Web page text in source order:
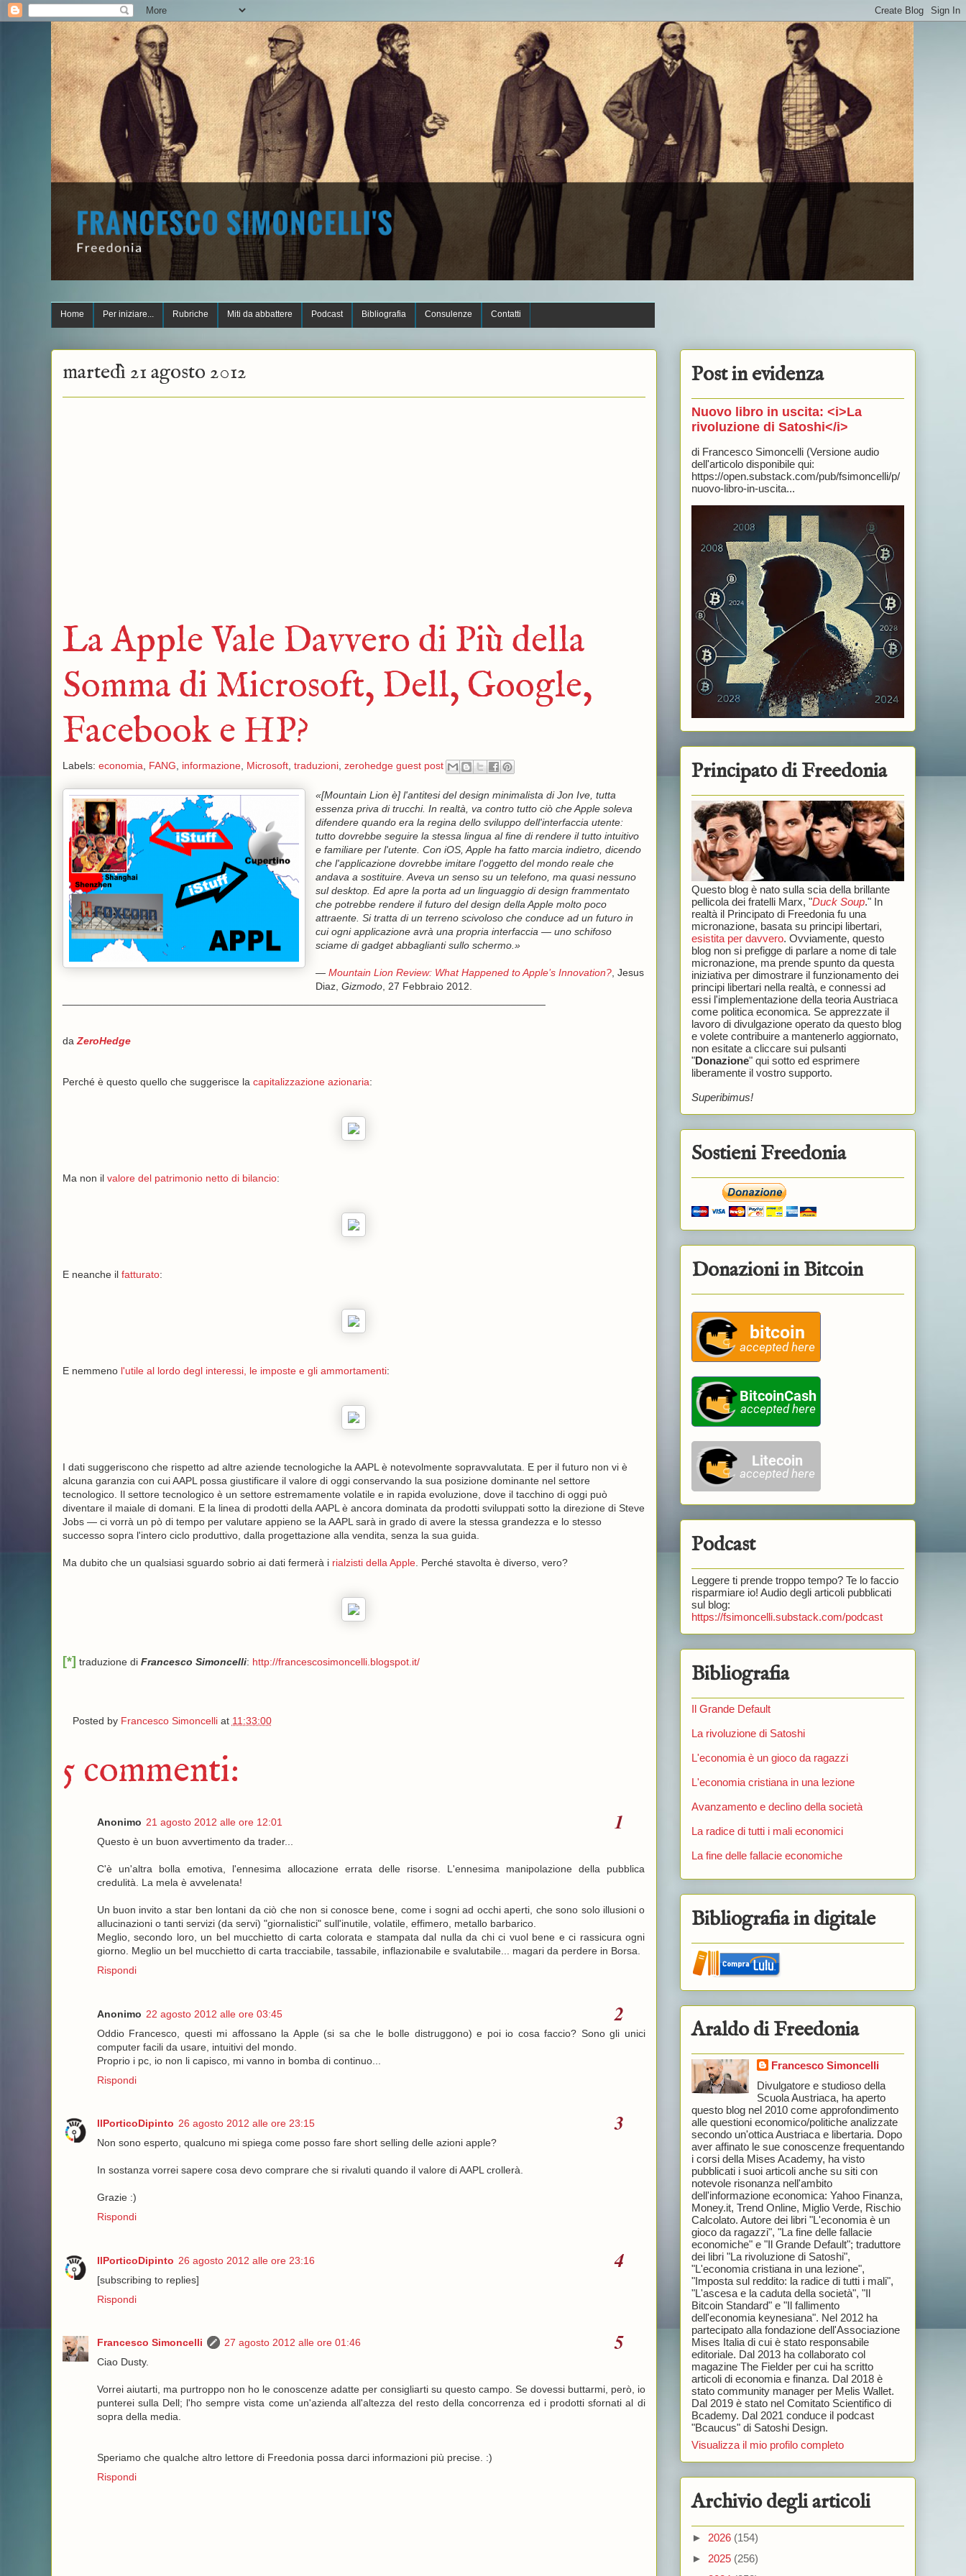
Home Per iniziare... Rubriche Miti da abbattere Podcast Bibliografia Consulenze Contatti
martedì 21 agosto 2012
La Apple Vale Davvero di Più della
Somma di Microsoft, Dell, Google,
Facebook e HP?
Labels: economia, FANG, informazione, Microsoft, traduzioni, zerohedge guest post
«[Mountain Lion è] l'antitesi del design minimalista di Jon Ive, tutta
essenza priva di trucchi. In realtà, va contro tutto ciò che Apple soleva
difendere quando era la regina dello sviluppo dell'interfaccia utente:
tutto dovrebbe seguire la stessa lingua al fine di rendere il tutto intuitivo
e familiare per l'utente. Con iOS, Apple ha fatto marcia indietro, dicendo
che l'applicazione dovrebbe imitare l'oggetto del mondo reale che
andava a sostituire. Aveva un senso su un telefono, ma quasi nessuno
sul desktop. Ed apre la porta ad un linguaggio di design frammentato
che potrebbe rendere il futuro del design della Apple molto poco
attraente. Si tratta di un terreno scivoloso che conduce ad un futuro in
cui ogni applicazione avrà una propria interfaccia — uno schifoso
sciame di gadget abbaglianti sullo schermo.»
— Mountain Lion Review: What Happened to Apple’s Innovation?, Jesus
Diaz, Gizmodo, 27 Febbraio 2012.
da ZeroHedge
Perché è questo quello che suggerisce la capitalizzazione azionaria:
Ma non il valore del patrimonio netto di bilancio:
E neanche il fatturato:
E nemmeno l'utile al lordo degl interessi, le imposte e gli ammortamenti:
I dati suggeriscono che rispetto ad altre aziende tecnologiche la AAPL è notevolmente sopravvalutata. E per il futuro non vi è
alcuna garanzia con cui AAPL possa giustificare il valore di oggi conservando la sua posizione dominante nel settore
tecnologico. Il settore tecnologico è un settore estremamente volatile e in rapida evoluzione, dove il tacchino di oggi può
diventare il maiale di domani. E la linea di prodotti della AAPL è ancora dominata da prodotti sviluppati sotto la direzione di Steve
Jobs — ci vorrà un pò di tempo per valutare appieno se la AAPL sarà in grado di avere la stessa grandezza e lo stesso
successo sopra l'intero ciclo produttivo, dalla progettazione alla vendita, senza la sua guida.
Ma dubito che un qualsiasi sguardo sobrio ai dati fermerà i rialzisti della Apple. Perché stavolta è diverso, vero?
[*] traduzione di Francesco Simoncelli: http://francescosimoncelli.blogspot.it/
Posted by Francesco Simoncelli at 11:33:00
5 commenti:
Anonimo 21 agosto 2012 alle ore 12:01
Questo è un buon avvertimento da trader...
C'è un'altra bolla emotiva, l'ennesima allocazione errata delle risorse. L'ennesima manipolazione della pubblica
credulità. La mela è avvelenata!
Un buon invito a star ben lontani da ciò che non si conosce bene, come i sogni ad occhi aperti, che sono solo illusioni o
allucinazioni o tanti servizi (da servi) "giornalistici" sull'inutile, volatile, effimero, metallo barbarico.
Meglio, secondo loro, un bel mucchietto di carta colorata e stampata dal nulla da chi ci vuol bene e ci rassicura ogni
giorno. Meglio un bel mucchietto di carta tracciabile, tassabile, inflazionabile e svalutabile... magari da perdere in Borsa.
Rispondi
Anonimo 22 agosto 2012 alle ore 03:45
Oddio Francesco, questi mi affossano la Apple (si sa che le bolle distruggono) e poi io cosa faccio? Sono gli unici
computer facili da usare, intuitivi del mondo.
Proprio i pc, io non li capisco, mi vanno in bomba di continuo...
Rispondi
IlPorticoDipinto 26 agosto 2012 alle ore 23:15
Non sono esperto, qualcuno mi spiega come posso fare short selling delle azioni apple?
In sostanza vorrei sapere cosa devo comprare che si rivaluti quando il valore di AAPL crollerà.
Grazie :)
Rispondi
IlPorticoDipinto 26 agosto 2012 alle ore 23:16
[subscribing to replies]
Rispondi
Francesco Simoncelli
27 agosto 2012 alle ore 01:46
Ciao Dusty.
Vorrei aiutarti, ma purtroppo non ho le conoscenze adatte per consigliarti su questo campo. Se dovessi buttarmi, però, io
punterei sulla Dell; l'ho sempre vista come un'azienda all'altezza del resto della concorrenza ed i prodotti sfornati al di
sopra della media.
Speriamo che qualche altro lettore di Freedonia possa darci informazioni più precise. :)
Rispondi
Post in evidenza
Nuovo libro in uscita: <i>La
rivoluzione di Satoshi</i>
di Francesco Simoncelli (Versione audio
dell'articolo disponibile qui:
https://open.substack.com/pub/fsimoncelli/p/
nuovo-libro-in-uscita...
Principato di Freedonia
Questo blog è nato sulla scia della brillante
pellicola dei fratelli Marx, "Duck Soup." In
realtà il Principato di Freedonia fu una
micronazione, basata su principi libertari,
esistita per davvero. Ovviamente, questo
blog non si prefigge di parlare a nome di tale
micronazione, ma prende spunto da questa
iniziativa per dimostrare il funzionamento dei
principi libertari nella realtà, e connessi ad
essi l'implementazione della teoria Austriaca
come politica economica. Se apprezzate il
lavoro di divulgazione operato da questo blog
e volete contribuire a mantenerlo aggiornato,
non esitate a cliccare sui pulsanti
"Donazione" qui sotto ed esprimere
liberamente il vostro supporto.
Superibimus!
Sostieni Freedonia
Donazioni in Bitcoin
Podcast
Leggere ti prende troppo tempo? Te lo faccio
risparmiare io! Audio degli articoli pubblicati
sul blog:
https://fsimoncelli.substack.com/podcast
Bibliografia
Il Grande Default
La rivoluzione di Satoshi
L'economia è un gioco da ragazzi
L'economia cristiana in una lezione
Avanzamento e declino della società
La radice di tutti i mali economici
La fine delle fallacie economiche
Bibliografia in digitale
Araldo di Freedonia
Francesco Simoncelli
Divulgatore e studioso della
Scuola Austriaca, ha aperto
questo blog nel 2010 come approfondimento
alle questioni economico/politiche analizzate
secondo un'ottica Austriaca e libertaria. Dopo
aver affinato le sue conoscenze frequentando
i corsi della Mises Academy, ha visto
pubblicati i suoi articoli anche su siti con
notevole risonanza nell'ambito
dell'informazione economica: Yahoo Finanza,
Money.it, Trend Online, Miglio Verde, Rischio
Calcolato. Autore dei libri "L'economia è un
gioco da ragazzi", "La fine delle fallacie
economiche" e "Il Grande Default"; traduttore
dei libri "La rivoluzione di Satoshi",
"L'economia cristiana in una lezione",
"Imposta sul reddito: la radice di tutti i mali",
"L'ascesa e la caduta della società", "Il
Bitcoin Standard" e "Il fallimento
dell'economia keynesiana". Nel 2012 ha
partecipato alla fondazione dell'Associazione
Mises Italia di cui è stato responsabile
editoriale. Dal 2013 ha collaborato col
magazine The Fielder per cui ha scritto
articoli di economia e finanza. Dal 2018 è
stato community manager per Melis Wallet.
Dal 2019 è stato nel Comitato Scientifico di
Bcademy. Dal 2021 conduce il podcast
"Bcaucus" di Satoshi Design.
Visualizza il mio profilo completo
Archivio degli articoli
► 2026 (154)
► 2025 (256)